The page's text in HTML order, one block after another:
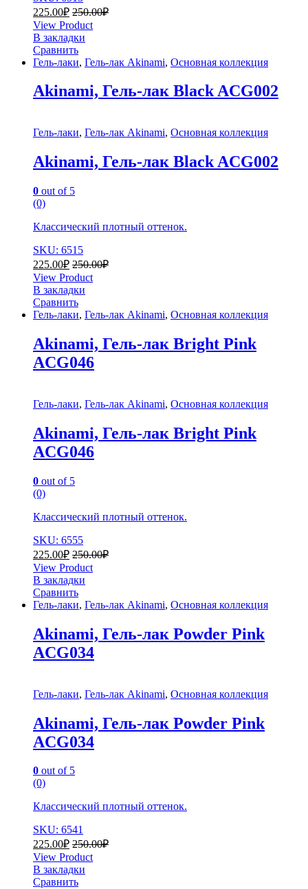
225.00₽ 250.00₽
View Product
В закладки
Сравнить
Гель-лаки, Гель-лак Akinami, Основная коллекция
Akinami, Гель-лак Black AСG002
Гель-лаки, Гель-лак Akinami, Основная коллекция
Akinami, Гель-лак Black AСG002
0 out of 5
(0)
Классический плотный оттенок.
SKU: 6515
225.00₽ 250.00₽
View Product
В закладки
Сравнить
Гель-лаки, Гель-лак Akinami, Основная коллекция
Akinami, Гель-лак Bright Pink
AСG046
Гель-лаки, Гель-лак Akinami, Основная коллекция
Akinami, Гель-лак Bright Pink
AСG046
0 out of 5
(0)
Классический плотный оттенок.
SKU: 6555
225.00₽ 250.00₽
View Product
В закладки
Сравнить
Гель-лаки, Гель-лак Akinami, Основная коллекция
Akinami, Гель-лак Powder Pink
AСG034
Гель-лаки, Гель-лак Akinami, Основная коллекция
Akinami, Гель-лак Powder Pink
AСG034
0 out of 5
(0)
Классический плотный оттенок.
SKU: 6541
225.00₽ 250.00₽
View Product
В закладки
Сравнить